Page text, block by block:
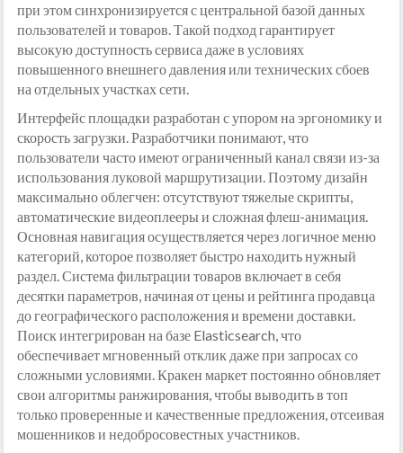
при этом синхронизируется с центральной базой данных
пользователей и товаров. Такой подход гарантирует
высокую доступность сервиса даже в условиях
повышенного внешнего давления или технических сбоев
на отдельных участках сети.
Интерфейс площадки разработан с упором на эргономику и
скорость загрузки. Разработчики понимают, что
пользователи часто имеют ограниченный канал связи из-за
использования луковой маршрутизации. Поэтому дизайн
максимально облегчен: отсутствуют тяжелые скрипты,
автоматические видеоплееры и сложная флеш-анимация.
Основная навигация осуществляется через логичное меню
категорий, которое позволяет быстро находить нужный
раздел. Система фильтрации товаров включает в себя
десятки параметров, начиная от цены и рейтинга продавца
до географического расположения и времени доставки.
Поиск интегрирован на базе Elasticsearch, что
обеспечивает мгновенный отклик даже при запросах со
сложными условиями. Кракен маркет постоянно обновляет
свои алгоритмы ранжирования, чтобы выводить в топ
только проверенные и качественные предложения, отсеивая
мошенников и недобросовестных участников.